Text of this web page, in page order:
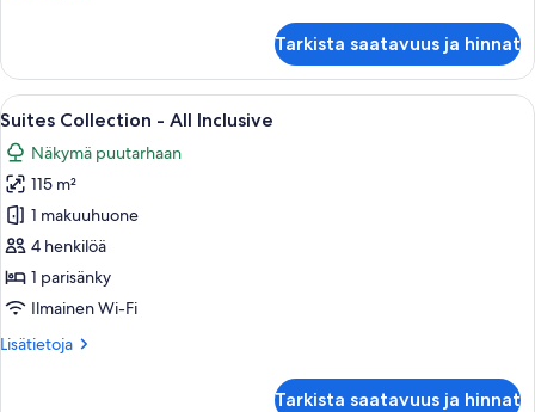
premier-
huone
Tarkista saatavuus ja hinnat
Avaa
kaikki
huonetyypin
Suites
Collection
-
All
Inclusive
Hotellihuone, jossa on suuri sänky,
16
Suites Collection - All Inclusive
Näkymä puutarhaan
115 m²
1 makuuhuone
4 henkilöä
1 parisänky
Ilmainen Wi-Fi
Lisätietoja
Lisätietoja
Tarkista saatavuus ja hinnat